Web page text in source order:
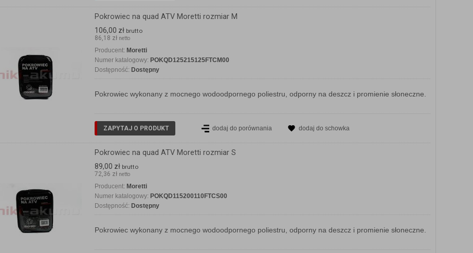
Pokrowiec na quad ATV Moretti rozmiar M
106,00 zł brutto
86,18 zł netto
Producent: Moretti
Numer katalogowy: POKQD125215125FTCM00
Dostępność: Dostępny
Pokrowiec wykonany z mocnego wodoodpornego poliestru, odporny na deszcz i promienie słoneczne.
ZAPYTAJ O PRODUKT dodaj do porównania dodaj do schowka
Pokrowiec na quad ATV Moretti rozmiar S
89,00 zł brutto
72,36 zł netto
Producent: Moretti
Numer katalogowy: POKQD115200110FTCS00
Dostępność: Dostępny
Pokrowiec wykonany z mocnego wodoodpornego poliestru, odporny na deszcz i promienie słoneczne.